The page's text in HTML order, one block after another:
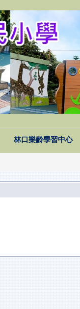
林口樂齡學習中心